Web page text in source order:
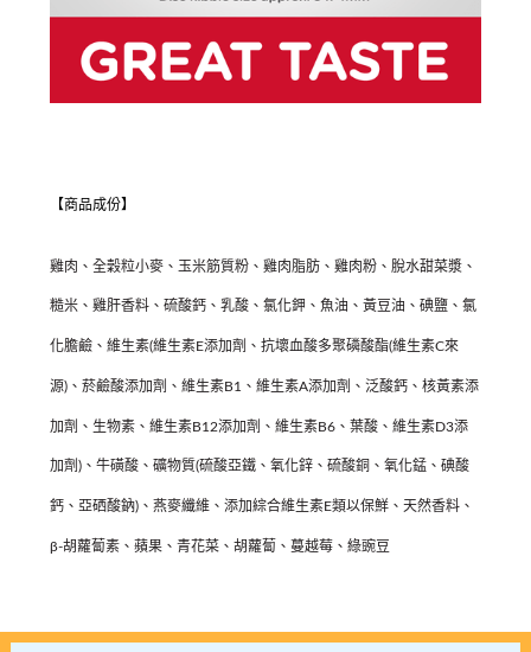
【商品成份】
雞肉、全穀粒小麥、玉米筋質粉、雞肉脂肪、雞肉粉、脫水甜菜漿、
糙米、雞肝香料、硫酸鈣、乳酸、氯化鉀、魚油、黃豆油、碘鹽、氯
化膽鹼、維生素(維生素E添加劑、抗壞血酸多聚磷酸酯(維生素C來
源)、菸鹼酸添加劑、維生素B1、維生素A添加劑、泛酸鈣、核黃素添
加劑、生物素、維生素B12添加劑、維生素B6、葉酸、維生素D3添
加劑)、牛磺酸、礦物質(硫酸亞鐵、氧化鋅、硫酸銅、氧化錳、碘酸
鈣、亞硒酸鈉)、燕麥纖維、添加綜合維生素E類以保鮮、天然香料、
β-胡蘿蔔素、蘋果、青花菜、胡蘿蔔、蔓越莓、綠豌豆